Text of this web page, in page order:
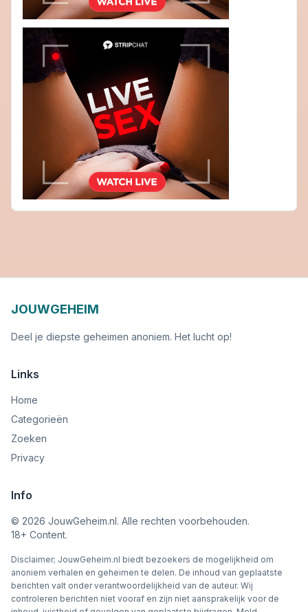
JOUWGEHEIM
Deel je diepste geheimen anoniem. Het lucht op!
Links
Home
Categorieën
Zoeken
Privacy
Info
© 2026 JouwGeheim.nl. Alle rechten voorbehouden.
18+ Content.
Disclaimer; JouwGeheim.nl biedt bezoekers de mogelijkheid om
anoniem verhalen en geheimen te delen. De inhoud van geplaatste
berichten valt onder verantwoordelijkheid van de auteur. Wij
controleren berichten niet vooraf en zijn niet aansprakelijk voor de